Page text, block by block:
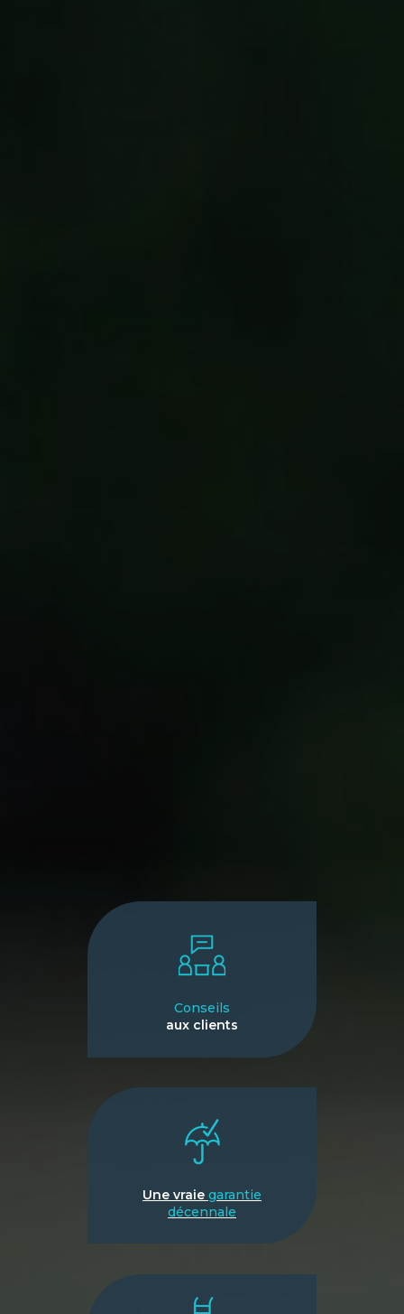
Conseils
aux clients
Une vraie garantie
décennale